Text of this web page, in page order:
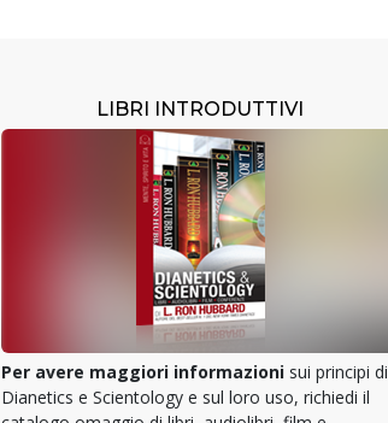
LIBRI INTRODUTTIVI
Per avere maggiori informazionisui principi di
Dianetics e Scientology e sul loro uso, richiedi il